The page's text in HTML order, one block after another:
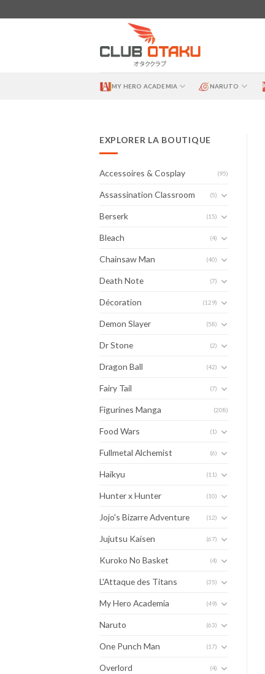
to
MY HERO ACADEMIA NARUTO
EXPLORER LA BOUTIQUE
Accessoires & Cosplay (95)
Assassination Classroom (5)
Berserk (15)
Bleach (4)
Chainsaw Man (40)
Death Note (7)
Décoration (129)
Demon Slayer (58)
Dr Stone (2)
Dragon Ball (42)
Fairy Tail (7)
Figurines Manga (208)
Food Wars (1)
Fullmetal Alchemist (6)
Haikyu (11)
Hunter x Hunter (10)
Jojo's Bizarre Adventure (12)
Jujutsu Kaisen (67)
Kuroko No Basket (4)
L'Attaque des Titans (35)
My Hero Academia (49)
Naruto (63)
One Punch Man (17)
Overlord (4)